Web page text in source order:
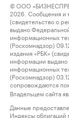
© ООО
2026. Сообщения и
(свидетельство о
выдано
информационных
(Роскомнадзор)
издания «РБК»
информации
информационных
(Роскомнадзор)
сопровождаются
Владельцем сайта
Данные
Индексы облигаций